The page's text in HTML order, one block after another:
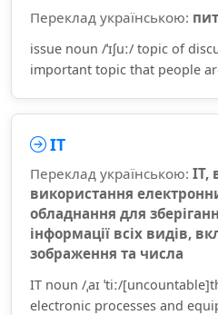
Переклад українською:
issue noun /ˈɪʃuː/ topic of
important topic that people
IT
Переклад українською: ІТ,
використання
обладнання для
інформації всіх видів,
зображення та числа
IT noun /ˌaɪ ˈtiː/
electronic processes and